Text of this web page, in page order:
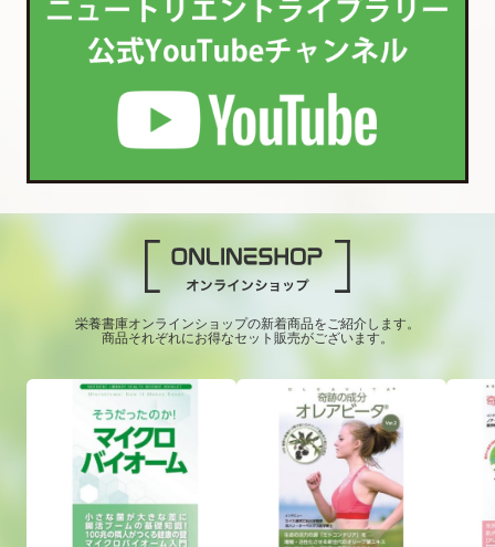
栄養書庫オンラインショップの新着商品をご紹介します。
商品それぞれにお得なセット販売がございます。